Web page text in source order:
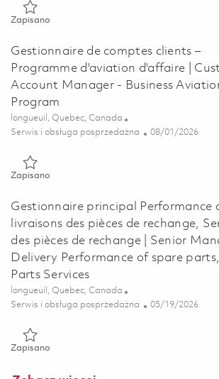
Zapisano
Gestionnaire de comptes clients –
Programme d'aviation d'affaire |
Account Manager - Business
Program
Lokalizacja
longueuil, Quebec, Canada
Kategoria
Serwis i obsługa posprzedażna Posted Date
08/01/2026
Zapisano
Gestionnaire principal Performance
livraisons des pièces de rechange,
des pièces de rechange | Senior
Delivery Performance of spare
Parts Services
Lokalizacja
longueuil, Quebec, Canada
Kategoria
Serwis i obsługa posprzedażna Posted Date
05/19/2026
Zapisano